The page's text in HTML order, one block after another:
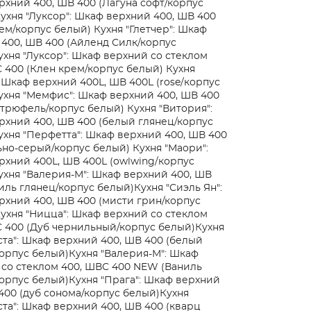
400, ШВ 400 (Лагуна софт/корпус
"Луксор": Шкаф верхний 400, ШВ 400
корпус белый) Кухня "Глетчер": Шкаф
ШВ 400 (Айленд Силк/корпус
"Луксор": Шкаф верхний со стеклом
(Клен крем/корпус белый) Кухня
верхний 400L, ШВ 400L (rose/корпус
"Мемфис": Шкаф верхний 400, ШВ 400
корпус белый) Кухня "Витория":
400, ШВ 400 (белый глянец/корпус
"Перфетта": Шкаф верхний 400, ШВ 400
серый/корпус белый) Кухня "Маори":
400L, ШВ 400L (owlwing/корпус
"Валерия-М": Шкаф верхний 400, ШВ
глянец/корпус белый) Кухня "Сиэль Ян":
400, ШВ 400 (мисти грин/корпус
"Ницца": Шкаф верхний со стеклом
(Дуб чернильный/корпус белый) Кухня
Шкаф верхний 400, ШВ 400 (белый
белый) Кухня "Валерия-М": Шкаф
стеклом 400, ШВС 400 NEW (Ваниль
белый) Кухня "Прага": Шкаф верхний
(дуб сонома/корпус белый) Кухня
Шкаф верхний 400, ШВ 400 (кварц